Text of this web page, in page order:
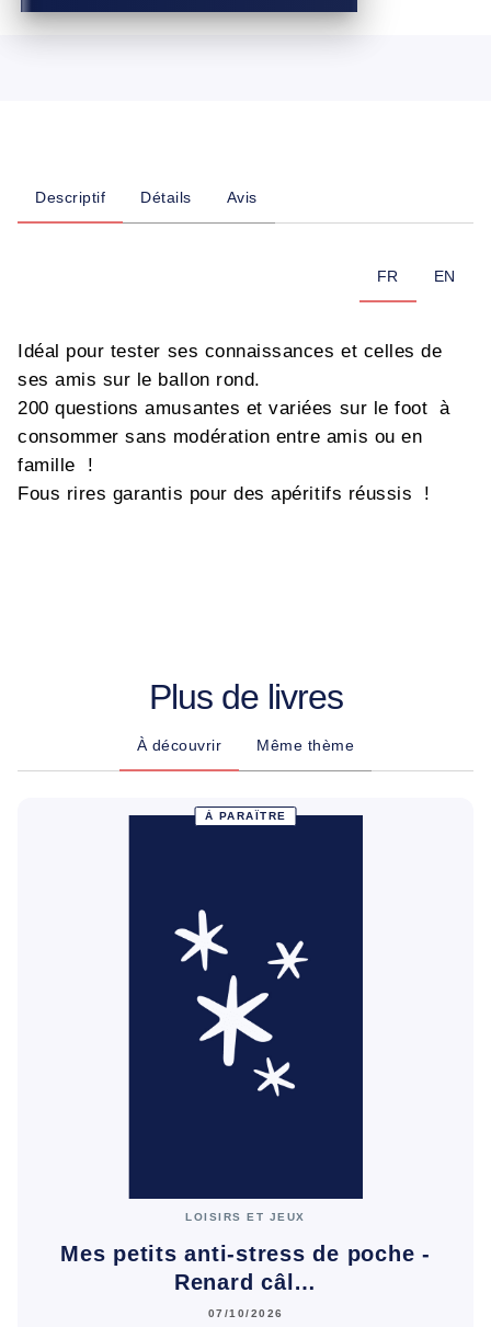
Descriptif Détails Avis
FR EN
Idéal pour tester ses connaissances et celles de
ses amis sur le ballon rond.
200 questions amusantes et variées sur le foot à
consommer sans modération entre amis ou en
famille !
Fous rires garantis pour des apéritifs réussis !
Plus de livres
À découvrir Même thème
À PARAÎTRE
LOISIRS ET JEUX
Mes petits anti-stress de poche -
Renard câl…
07/10/2026